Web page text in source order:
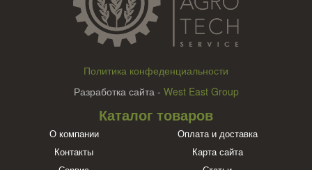
Политика конфеденциальности
Разработка сайта - West East Group
Каталог товаров
О компании
Оплата и доставка
Контакты
Карта сайта